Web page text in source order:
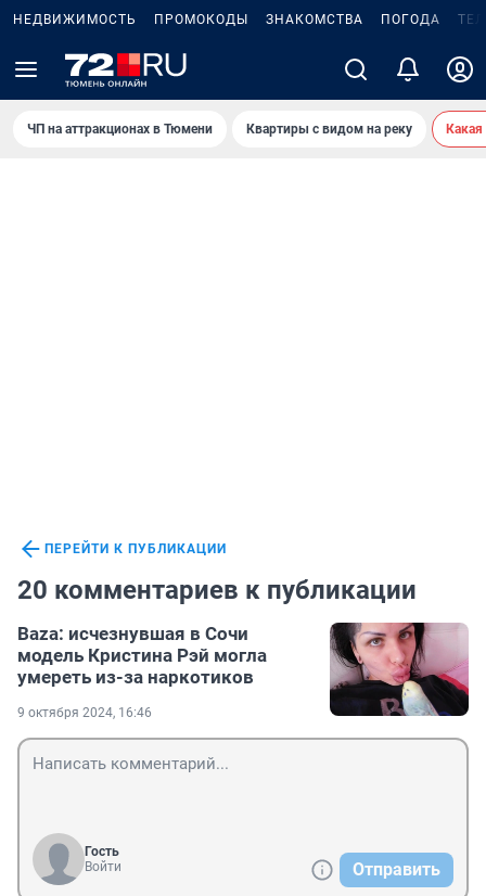
НЕДВИЖИМОСТЬ ПРОМОКОДЫ ЗНАКОМСТВА ПОГОДА
ЧП на аттракционах в Тюмени Квартиры с видом на реку
ПЕРЕЙТИ К ПУБЛИКАЦИИ
20 комментариев к публикации
Baza: исчезнувшая в Сочи
модель Кристина Рэй могла
умереть из-за наркотиков
9 октября 2024, 16:46
Гость
Войти
Отправить